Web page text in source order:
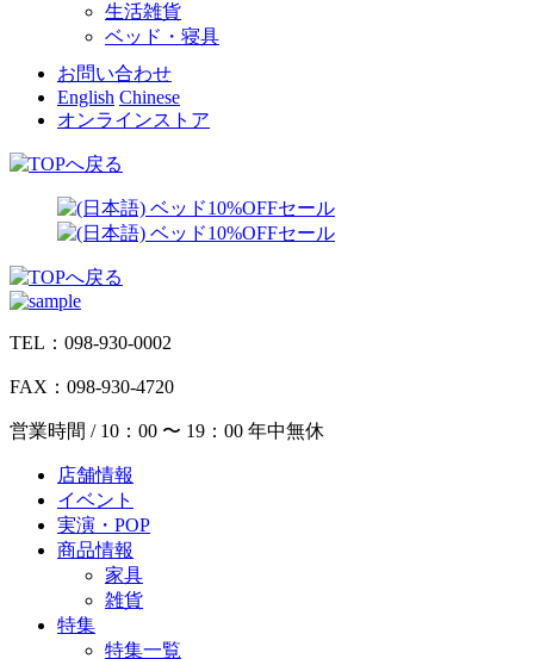
生活雑貨
ベッド・寝具
お問い合わせ
English Chinese
オンラインストア
TEL：098-930-0002
FAX：098-930-4720
営業時間 / 10：00 〜 19：00 年中無休
店舗情報
イベント
実演・POP
商品情報
家具
雑貨
特集
特集一覧